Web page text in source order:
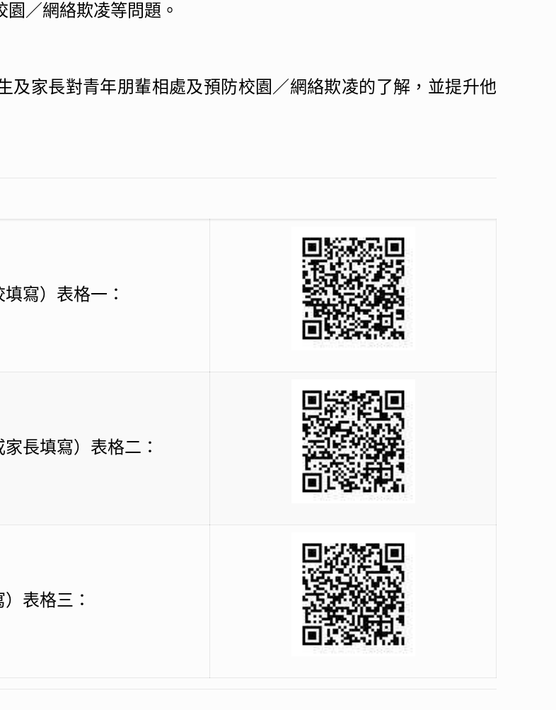
／網絡欺凌等問題。
及家長對青年朋輩相處及預防校園／網絡欺凌的了解，並提升他
填寫）表格一：
家長填寫）表格二：
）表格三：